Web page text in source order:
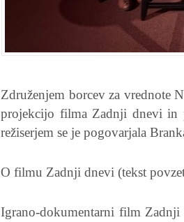
Združenjem borcev za vrednote
projekcijo filma Zadnji dnevi in
režiserjem se je pogovarjala
O filmu Zadnji dnevi (tekst
Igrano-dokumentarni film